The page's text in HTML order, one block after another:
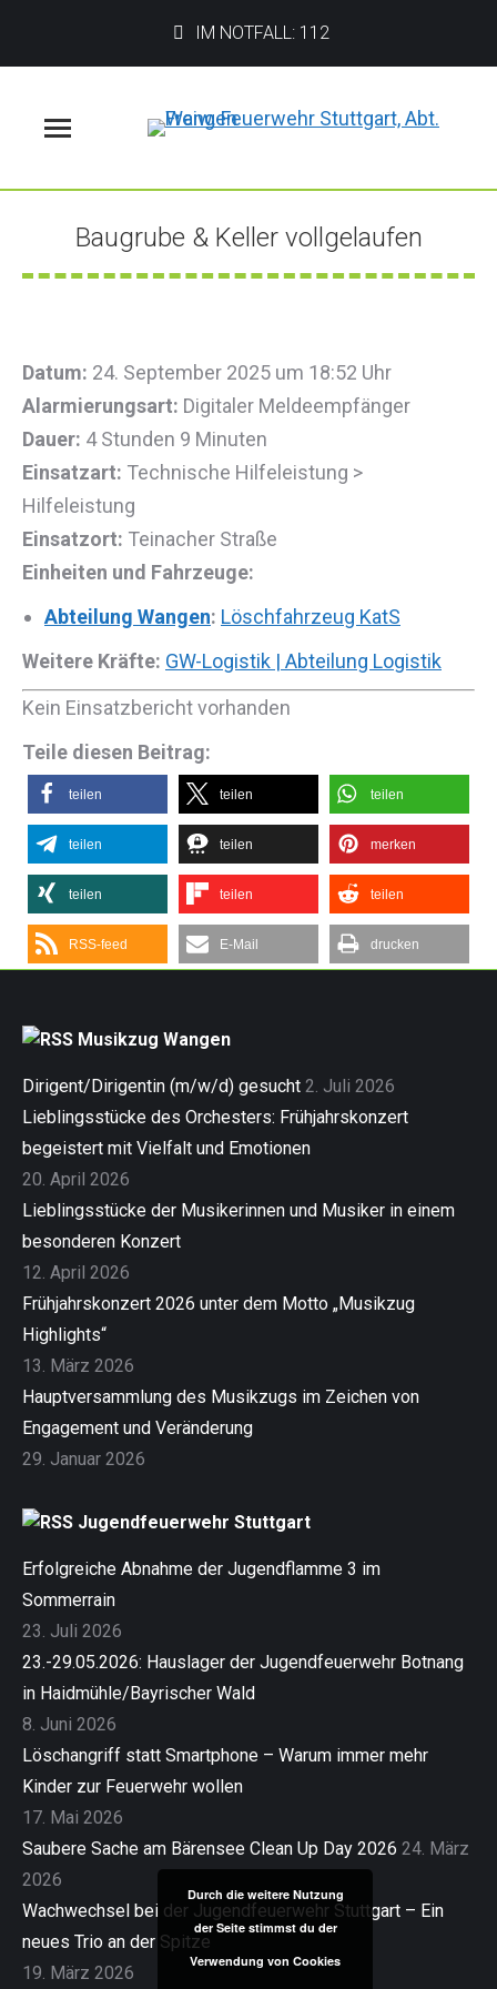
IM NOTFALL: 112
Baugrube & Keller vollgelaufen
Sie befinden sich hier:
Datum: 24. September 2025 um 18:52 Uhr
Alarmierungsart: Digitaler Meldeempfänger
Dauer: 4 Stunden 9 Minuten
Einsatzart: Technische Hilfeleistung >
Hilfeleistung
Einsatzort: Teinacher Straße
Einheiten und Fahrzeuge:
Abteilung Wangen: Löschfahrzeug KatS
Weitere Kräfte: GW-Logistik | Abteilung Logistik
Kein Einsatzbericht vorhanden
Teile diesen Beitrag:
teilen teilen teilen
teilen teilen merken
teilen teilen teilen
RSS-feed E-Mail drucken
Musikzug Wangen
Dirigent/Dirigentin (m/w/d) gesucht 2. Juli 2026
Lieblingsstücke des Orchesters: Frühjahrskonzert
begeistert mit Vielfalt und Emotionen
20. April 2026
Lieblingsstücke der Musikerinnen und Musiker in einem
besonderen Konzert
12. April 2026
Frühjahrskonzert 2026 unter dem Motto „Musikzug
Highlights“
13. März 2026
Hauptversammlung des Musikzugs im Zeichen von
Engagement und Veränderung
29. Januar 2026
Jugendfeuerwehr Stuttgart
Erfolgreiche Abnahme der Jugendflamme 3 im
Sommerrain
23. Juli 2026
23.-29.05.2026: Hauslager der Jugendfeuerwehr Botnang
in Haidmühle/Bayrischer Wald
8. Juni 2026
Löschangriff statt Smartphone – Warum immer mehr
Kinder zur Feuerwehr wollen
17. Mai 2026
Saubere Sache am Bärensee Clean Up Day 2026 24. März
2026
Wachwechsel bei der Jugendfeuerwehr Stuttgart – Ein
neues Trio an der Spitze
19. März 2026
Durch die weitere Nutzung
der Seite stimmst du der
Verwendung von Cookies